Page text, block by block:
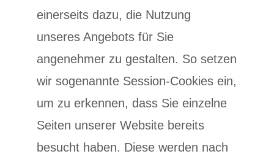
einerseits dazu, die Nutzung
unseres Angebots für Sie
angenehmer zu gestalten. So setzen
wir sogenannte Session-Cookies ein,
um zu erkennen, dass Sie einzelne
Seiten unserer Website bereits
besucht haben. Diese werden nach